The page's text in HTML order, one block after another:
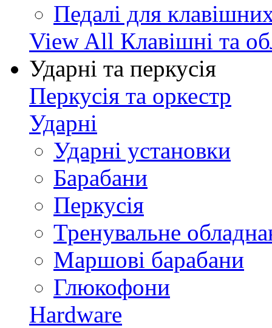
Педалі для
View All Клавішні та
Ударні та перкусія
Перкусія та оркестр
Ударні
Ударні установки
Барабани
Перкусія
Тренувальне
Маршові барабани
Глюкофони
Hardware